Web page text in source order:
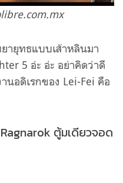
ายุทธแบบเส้าหลินมา
5 อ่ะ อ่ะ อย่าคิดว่าดี
นอดิเรกของ Lei-Fei คือ
ตู้มเดียวจอด